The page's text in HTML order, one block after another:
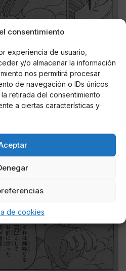
consentimiento
experiencia de usuario,
y/o almacenar la información
nos permitirá procesar
de navegación o IDs únicos
retirada del consentimiento
a ciertas características y
de cookies